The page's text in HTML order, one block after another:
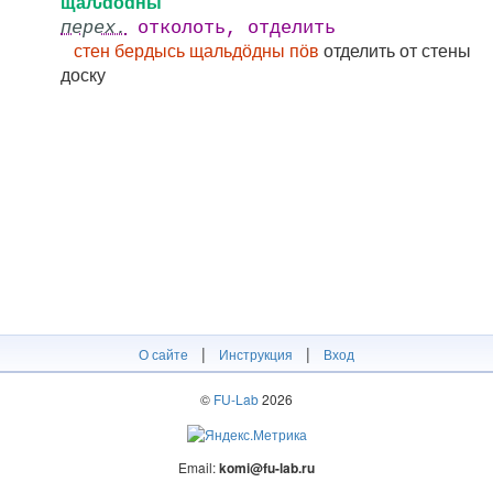
перех. отколоть, отделить
стен бердысь щальдӧдны пӧв отделить от стены
доску
О сайте | Инструкция | Вход
© FU-Lab2026
Email:komi@fu-lab.ru